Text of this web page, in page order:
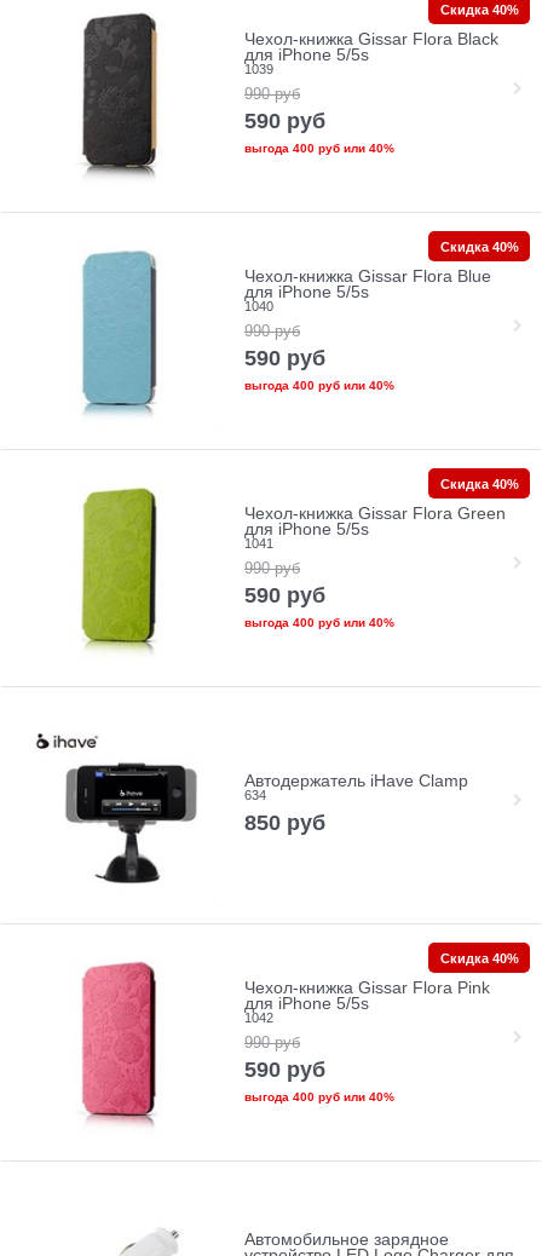
Чехол-книжка Gissar Flora Black
для iPhone 5/5s
1039
990 руб
590 руб
выгода 400 рубили 40%
Скидка 40%
Чехол-книжка Gissar Flora Blue
для iPhone 5/5s
1040
990 руб
590 руб
выгода 400 рубили 40%
Скидка 40%
Чехол-книжка Gissar Flora Green
для iPhone 5/5s
1041
990 руб
590 руб
выгода 400 рубили 40%
Скидка 40%
Автодержатель iHave Clamp
634
850 руб
Чехол-книжка Gissar Flora Pink
для iPhone 5/5s
1042
990 руб
590 руб
выгода 400 рубили 40%
Скидка 40%
Автомобильное зарядное